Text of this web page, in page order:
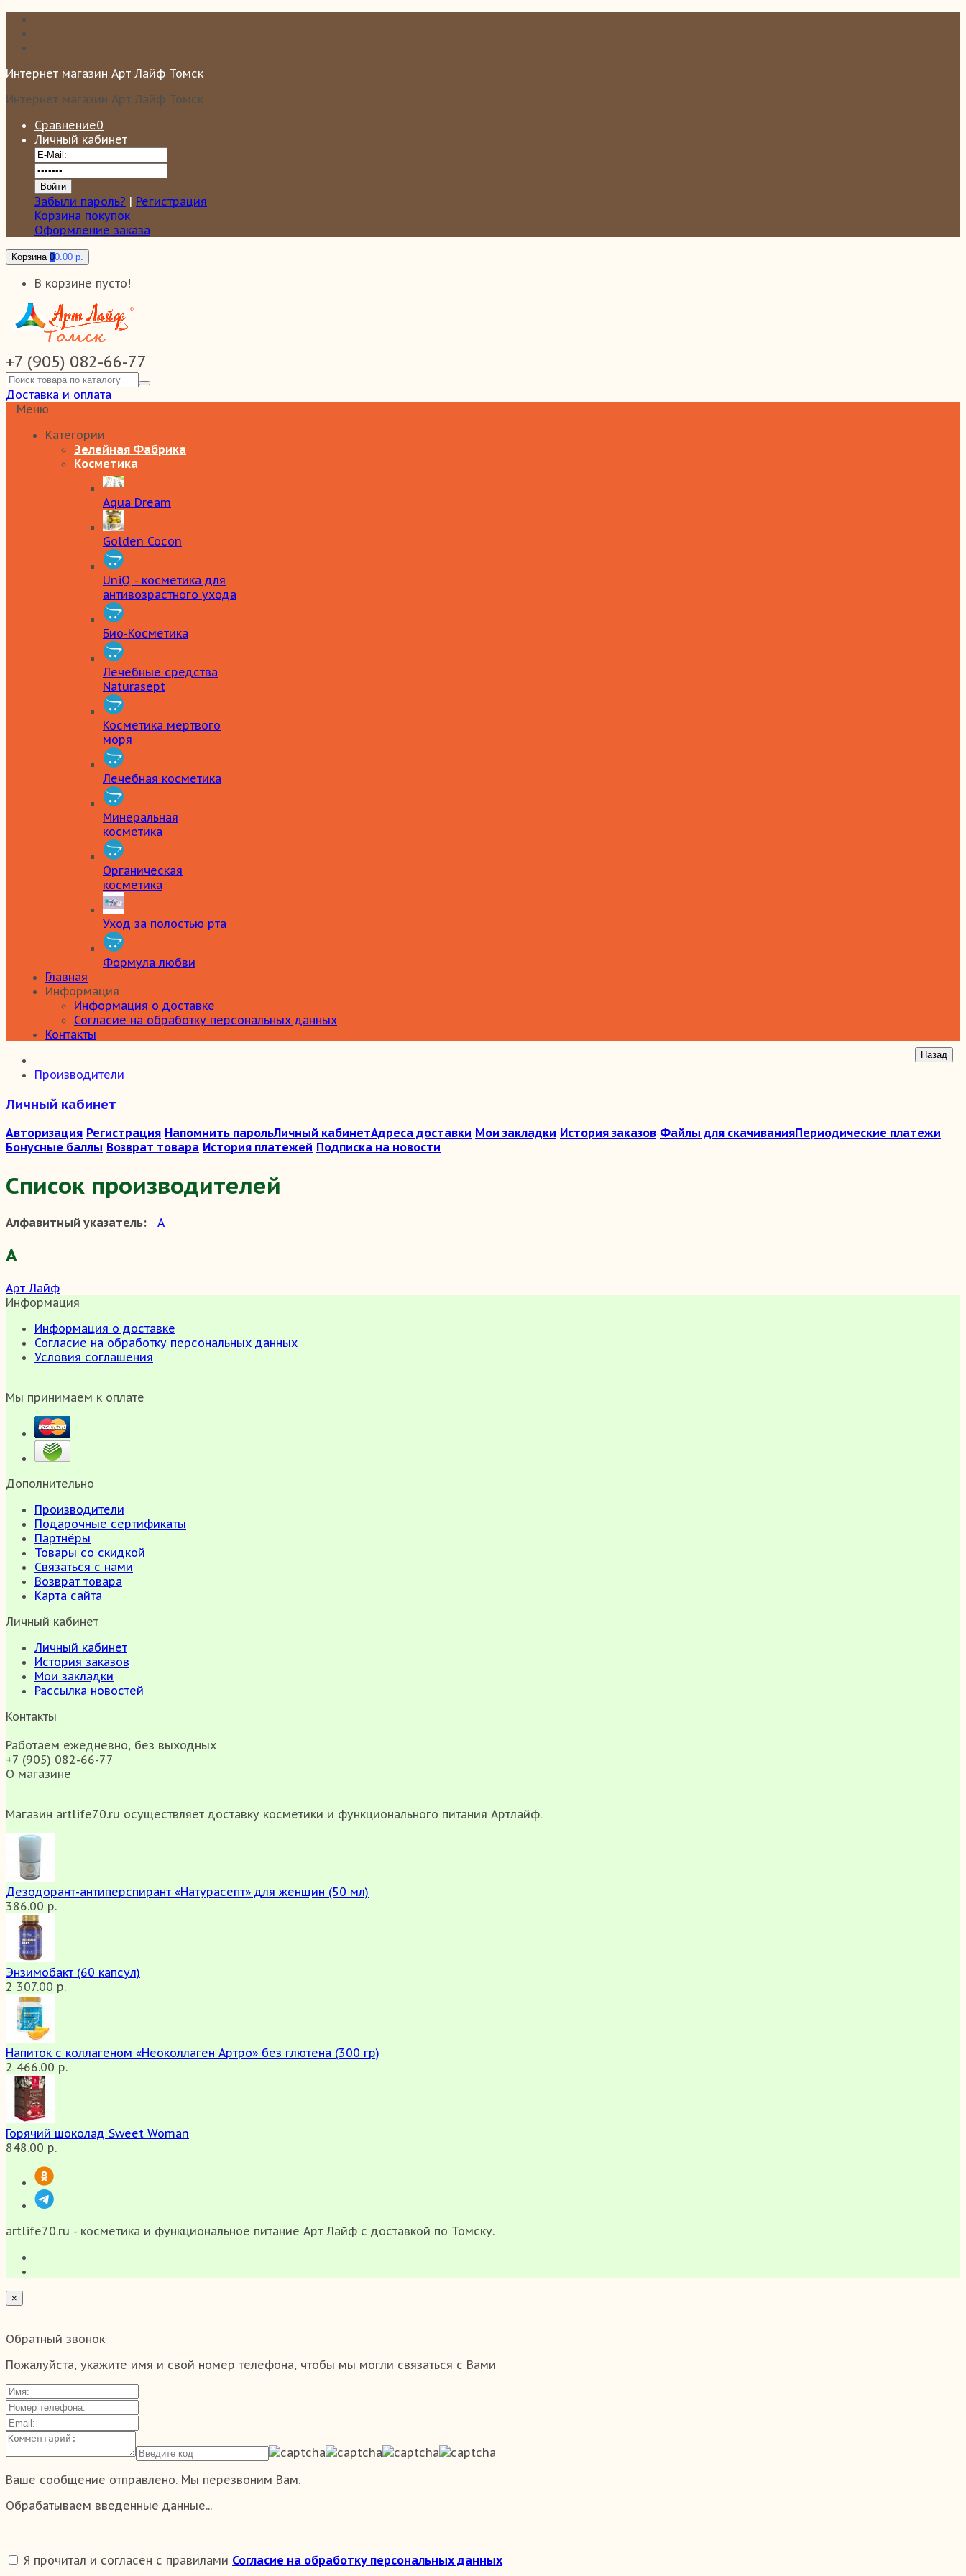
Интернет магазин Арт Лайф Томск
Интернет магазин Арт Лайф Томск
Сравнение0
Личный кабинет
Забыли пароль? | Регистрация
Корзина покупок
Оформление заказа
Корзина 00.00 р.
В корзине пусто!
+7 (905) 082-66-77
Доставка и оплата
Меню
Категории
Зелейная Фабрика
Косметика
Aqua Dream
Golden Cocon
UniQ - косметика для
антивозрастного ухода
Био-Косметика
Лечебные средства
Naturasept
Косметика мертвого
моря
Лечебная косметика
Минеральная
косметика
Органическая
косметика
Уход за полостью рта
Формула любви
Главная
Информация
Информация о доставке
Согласие на обработку персональных данных
Контакты
Производители
Личный кабинет
Авторизация Регистрация Напомнить парольЛичный кабинетАдреса доставки Мои закладки История заказов Файлы для скачиванияПериодические платежи
Бонусные баллы Возврат товара История платежей Подписка на новости
Список производителей
Алфавитный указатель: А
А
Арт Лайф
Информация
Информация о доставке
Согласие на обработку персональных данных
Условия соглашения
Мы принимаем к оплате
Дополнительно
Производители
Подарочные сертификаты
Партнёры
Товары со скидкой
Связаться с нами
Возврат товара
Карта сайта
Личный кабинет
Личный кабинет
История заказов
Мои закладки
Рассылка новостей
Контакты
Работаем ежедневно, без выходных
+7 (905) 082-66-77
О магазине
Магазин artlife70.ru осуществляет доставку косметики и функционального питания Артлайф.
Дезодорант-антиперспирант «Натурасепт» для женщин (50 мл)
386.00 р.
Энзимобакт (60 капсул)
2 307.00 р.
Напиток с коллагеном «Неоколлаген Артро» без глютена (300 гр)
2 466.00 р.
Горячий шоколад Sweet Woman
848.00 р.
artlife70.ru - косметика и функциональное питание Арт Лайф с доставкой по Томску.
×
Обратный звонок
Пожалуйста, укажите имя и свой номер телефона, чтобы мы могли связаться с Вами
Ваше сообщение отправлено. Мы перезвоним Вам.
Обрабатываем введенные данные...
Я прочитал и согласен с правилами Согласие на обработку персональных данных